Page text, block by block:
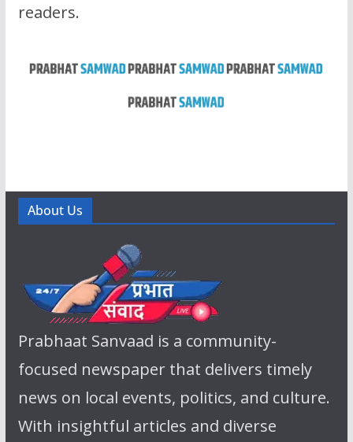
readers.
About Us
Prabhaat Sanvaad is a community-
focused newspaper that delivers timely
news on local events, politics, and culture.
With insightful articles and diverse